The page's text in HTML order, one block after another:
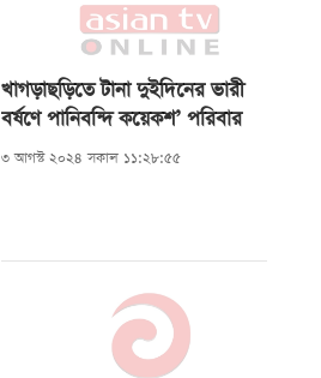
খাগড়াছড়িতে টানা দুইদিনের ভারী
বর্ষণে পানিবন্দি কয়েকশ’ পরিবার
৩ আগস্ট ২০২৪ সকাল ১১:২৮:৫৫